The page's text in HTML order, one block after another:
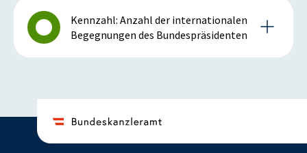
Kennzahl: Anzahl der internationalen
Begegnungen des Bundespräsidenten
2013